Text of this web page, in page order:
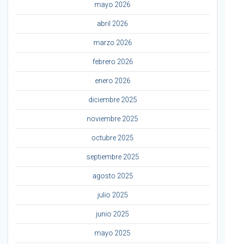
mayo 2026
abril 2026
marzo 2026
febrero 2026
enero 2026
diciembre 2025
noviembre 2025
octubre 2025
septiembre 2025
agosto 2025
julio 2025
junio 2025
mayo 2025